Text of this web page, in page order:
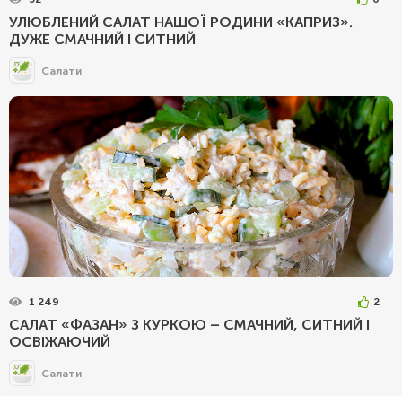
УЛЮБЛЕНИЙ САЛАТ НАШОЇ РОДИНИ «КАПРИЗ».
ДУЖЕ СМАЧНИЙ І СИТНИЙ
Салати
1 249 2
САЛАТ «ФАЗАН» З КУРКОЮ – СМАЧНИЙ, СИТНИЙ І
ОСВІЖАЮЧИЙ
Салати